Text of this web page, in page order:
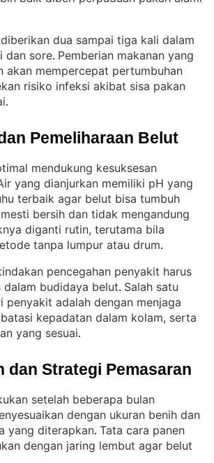
dua sampai tiga kali dalam
dan sore. Pemberian makanan yang
akan mempercepat pertumbuhan
risiko infeksi akibat sisa pakan
.
Pemeliharaan Belut
mendukung kesuksesan
yang dianjurkan memiliki pH yang
terbaik agar belut bisa tumbuh
bersih dan tidak mengandung
diganti rutin, terutama bila
tanpa lumpur atau drum.
pencegahan penyakit harus
budidaya belut. Salah satu
penyakit adalah dengan menjaga
kepadatan dalam kolam, serta
yang sesuai.
dan Strategi Pemasaran
setelah beberapa bulan
dengan ukuran benih dan
yang diterapkan. Tata cara panen
dengan jaring lembut agar belut